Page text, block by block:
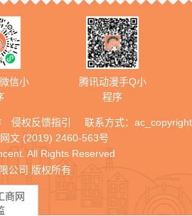
信小
腾讯动漫手Q小
程序
侵权反馈指引 联系方式：
文 (2019) 2460-563号
All Rights Reserved
公司 版权所有
商网